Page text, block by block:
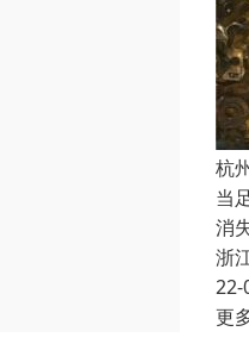
杭
当
消
浙
22-
更